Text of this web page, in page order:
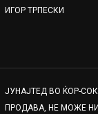
ИГОР ТРПЕСКИ
ЈУНАЈТЕД ВО ЌОР-
ПРОДАВА, НЕ МОЖЕ